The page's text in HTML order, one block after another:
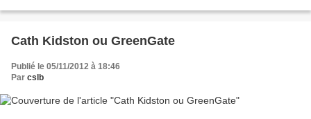
Cath Kidston ou GreenGate
Publié le 05/11/2012 à 18:46
Par cslb